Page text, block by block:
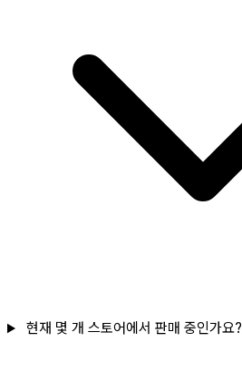
현재 몇 개 스토어에서 판매 중인가요?